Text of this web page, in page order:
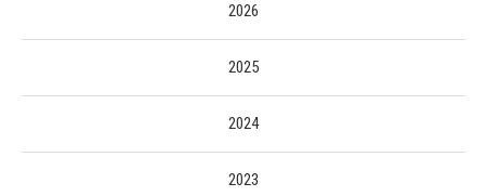
2026
2025
2024
2023